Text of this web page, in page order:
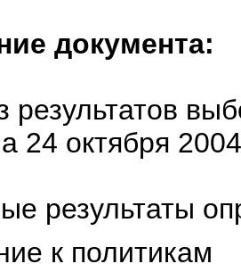
документа:
результатов
24 октября
результаты
к политикам